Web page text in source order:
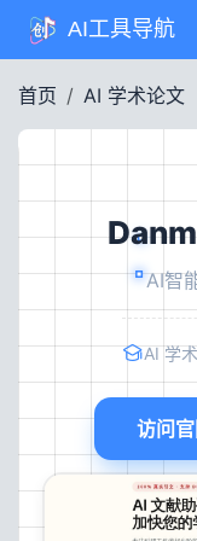
AI工具导航
首页 AI 学术论文
AI智
AI 学
访问官